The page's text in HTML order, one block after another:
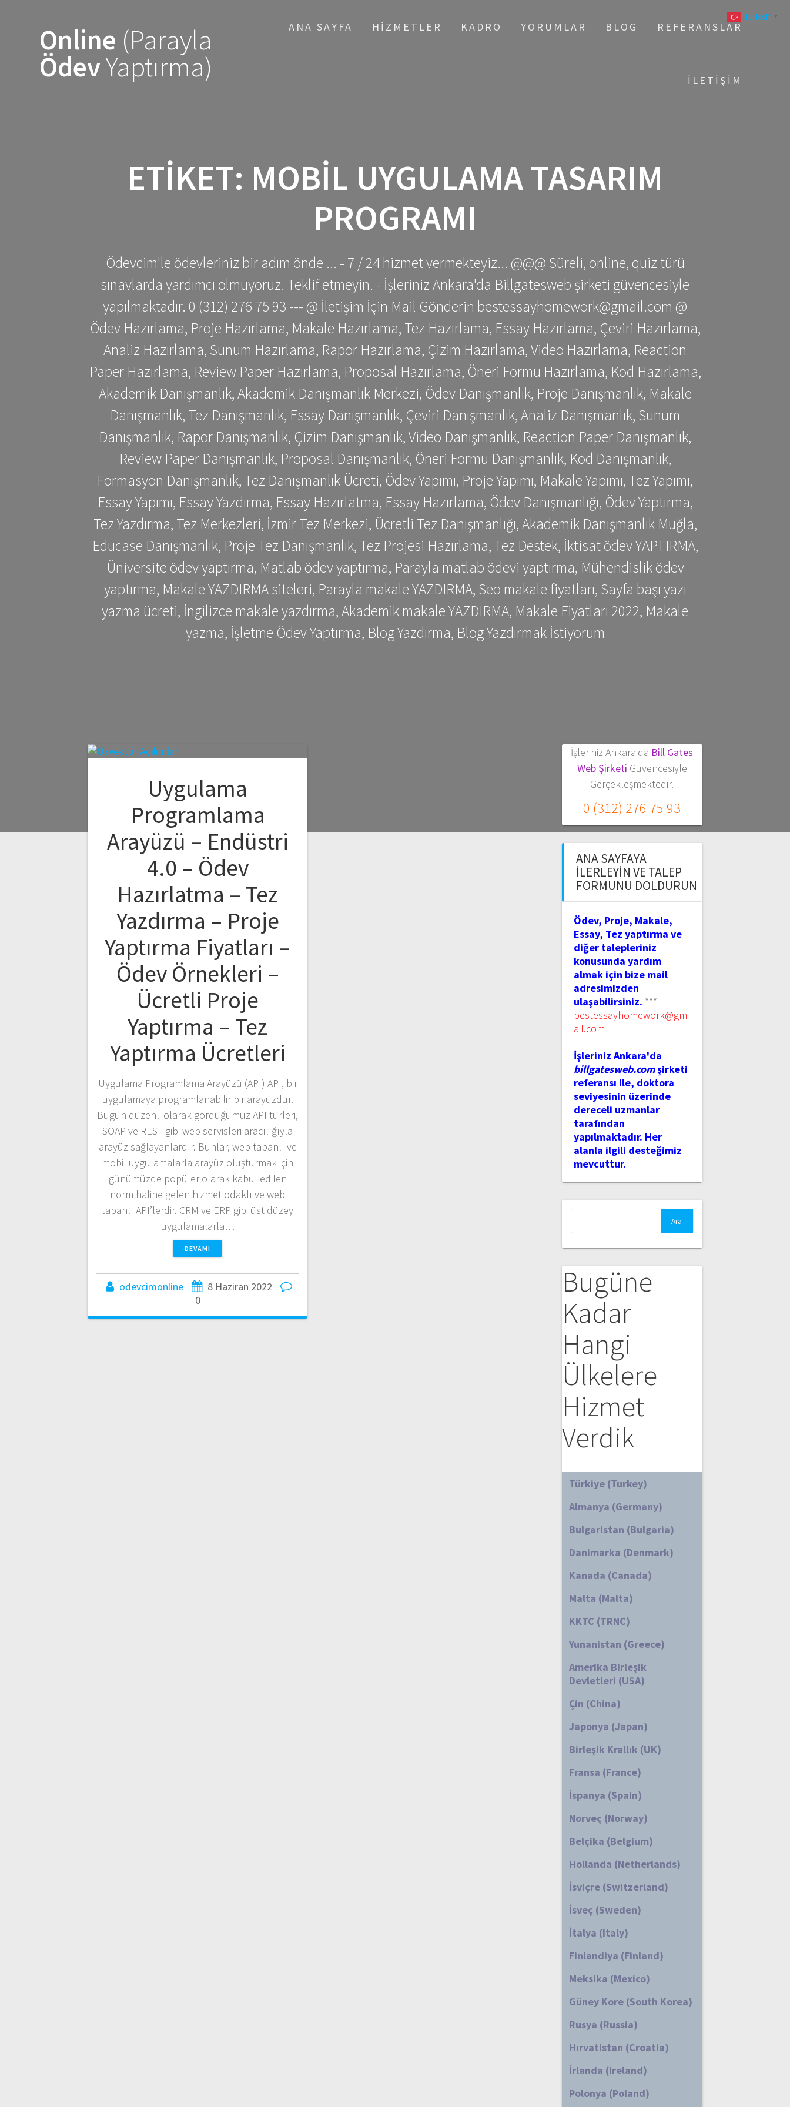
Online (Parayla
ÖdevYaptırma)
ANA SAYFA HIZMETLER KADRO YORUMLAR BLOG REFERANSLAR
İLETIŞIM
ETIKET: MOBIL UYGULAMA TASARIM
PROGRAMI
Ödevcim'le ödevleriniz bir adım önde ... - 7 / 24 hizmet vermekteyiz... @@@ Süreli, online, quiz türü
sınavlarda yardımcı olmuyoruz. Teklif etmeyin. - İşleriniz Ankara'da Billgatesweb şirketi güvencesiyle
yapılmaktadır. 0 (312) 276 75 93 --- @ İletişim İçin Mail Gönderin bestessayhomework@gmail.com @
Ödev Hazırlama, Proje Hazırlama, Makale Hazırlama, Tez Hazırlama, Essay Hazırlama, Çeviri Hazırlama,
Analiz Hazırlama, Sunum Hazırlama, Rapor Hazırlama, Çizim Hazırlama, Video Hazırlama, Reaction
Paper Hazırlama, Review Paper Hazırlama, Proposal Hazırlama, Öneri Formu Hazırlama, Kod Hazırlama,
Akademik Danışmanlık, Akademik Danışmanlık Merkezi, Ödev Danışmanlık, Proje Danışmanlık, Makale
Danışmanlık, Tez Danışmanlık, Essay Danışmanlık, Çeviri Danışmanlık, Analiz Danışmanlık, Sunum
Danışmanlık, Rapor Danışmanlık, Çizim Danışmanlık, Video Danışmanlık, Reaction Paper Danışmanlık,
Review Paper Danışmanlık, Proposal Danışmanlık, Öneri Formu Danışmanlık, Kod Danışmanlık,
Formasyon Danışmanlık, Tez Danışmanlık Ücreti, Ödev Yapımı, Proje Yapımı, Makale Yapımı, Tez Yapımı,
Essay Yapımı, Essay Yazdırma, Essay Hazırlatma, Essay Hazırlama, Ödev Danışmanlığı, Ödev Yaptırma,
Tez Yazdırma, Tez Merkezleri, İzmir Tez Merkezi, Ücretli Tez Danışmanlığı, Akademik Danışmanlık Muğla,
Educase Danışmanlık, Proje Tez Danışmanlık, Tez Projesi Hazırlama, Tez Destek, İktisat ödev YAPTIRMA,
Üniversite ödev yaptırma, Matlab ödev yaptırma, Parayla matlab ödevi yaptırma, Mühendislik ödev
yaptırma, Makale YAZDIRMA siteleri, Parayla makale YAZDIRMA, Seo makale fiyatları, Sayfa başı yazı
yazma ücreti, İngilizce makale yazdırma, Akademik makale YAZDIRMA, Makale Fiyatları 2022, Makale
yazma, İşletme Ödev Yaptırma, Blog Yazdırma, Blog Yazdırmak İstiyorum
Uygulama
Programlama
Arayüzü – Endüstri
4.0 – Ödev
Hazırlatma – Tez
Yazdırma – Proje
Yaptırma Fiyatları –
Ödev Örnekleri –
Ücretli Proje
Yaptırma – Tez
Yaptırma Ücretleri
Uygulama Programlama Arayüzü (API) API, bir
uygulamaya programlanabilir bir arayüzdür.
Bugün düzenli olarak gördüğümüz API türleri,
SOAP ve REST gibi web servisleri aracılığıyla
arayüz sağlayanlardır. Bunlar, web tabanlı ve
mobil uygulamalarla arayüz oluşturmak için
günümüzde popüler olarak kabul edilen
norm haline gelen hizmet odaklı ve web
tabanlı API’lerdir. CRM ve ERP gibi üst düzey
uygulamalarla…
DEVAMI
odevcimonline
8 Haziran 2022
0
İşleriniz Ankara'da Bill Gates
Web Şirketi Güvencesiyle
Gerçekleşmektedir.
0 (312) 276 75 93
ANA SAYFAYA
İLERLEYIN VE TALEP
FORMUNU DOLDURUN
Ödev, Proje, Makale,
Essay, Tez yaptırma ve
diğer talepleriniz
konusunda yardım
almak için bize mail
adresimizden
ulaşabilirsiniz. ***
bestessayhomework@gm
ail.com
İşleriniz Ankara'da
billgatesweb.comşirketi
referansı ile, doktora
seviyesinin üzerinde
dereceli uzmanlar
tarafından
yapılmaktadır. Her
alanla ilgili desteğimiz
mevcuttur.
Bugüne
Kadar
Hangi
Ülkelere
Hizmet
Verdik
Türkiye (Turkey)
Almanya (Germany)
Bulgaristan (Bulgaria)
Danimarka (Denmark)
Kanada (Canada)
Malta (Malta)
KKTC (TRNC)
Yunanistan (Greece)
Amerika Birleşik
Devletleri (USA)
Çin (China)
Japonya (Japan)
Birleşik Krallık (UK)
Fransa (France)
İspanya (Spain)
Norveç (Norway)
Belçika (Belgium)
Hollanda (Netherlands)
İsviçre (Switzerland)
İsveç (Sweden)
İtalya (Italy)
Finlandiya (Finland)
Meksika (Mexico)
Güney Kore (South Korea)
Rusya (Russia)
Hırvatistan (Croatia)
İrlanda (Ireland)
Polonya (Poland)
Turkish ▼